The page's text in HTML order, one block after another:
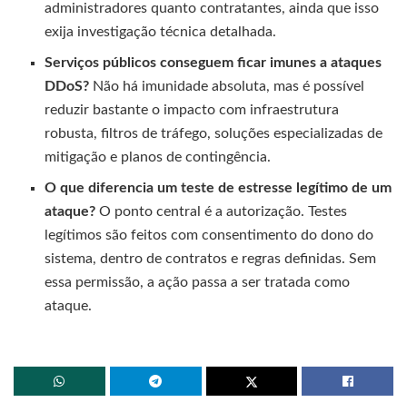
administradores quanto contratantes, ainda que isso
exija investigação técnica detalhada.
Serviços públicos conseguem ficar imunes a ataques
DDoS? Não há imunidade absoluta, mas é possível
reduzir bastante o impacto com infraestrutura
robusta, filtros de tráfego, soluções especializadas de
mitigação e planos de contingência.
O que diferencia um teste de estresse legítimo de um
ataque? O ponto central é a autorização. Testes
legítimos são feitos com consentimento do dono do
sistema, dentro de contratos e regras definidas. Sem
essa permissão, a ação passa a ser tratada como
ataque.